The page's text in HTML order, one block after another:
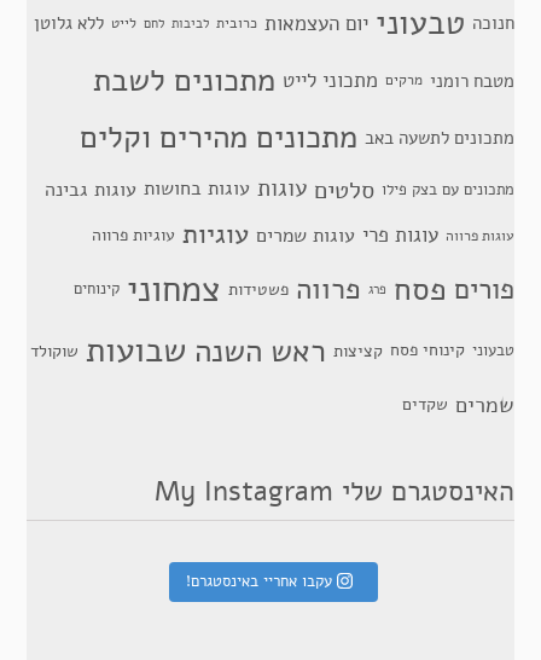
חנוכה טבעוני יום העצמאות כרובית לביבות לחם לייט ללא גלוטן
מטבח רומני מרקים מתכוני לייט מתכונים לשבת
מתכונים לתשעה באב מתכונים מהירים וקלים
מתכונים עם בצק פילו סלטים עוגות עוגות בחושות עוגות גבינה
עוגות פרווה עוגות פרי עוגות שמרים עוגיות עוגיות פרווה
פורים פסח פרג פרווה פשטידות צמחוני קינוחים
טבעוני קינוחי פסח קציצות ראש השנה שבועות שוקולד
שמרים שקדים
האינסטגרם שלי My Instagram
עקבו אחריי באינסטגרם!